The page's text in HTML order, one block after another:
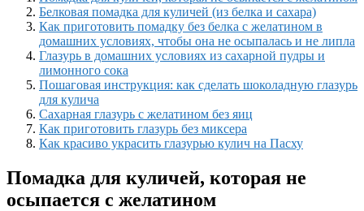
Белковая помадка для куличей (из белка и сахара)
Как приготовить помадку без белка с желатином в
домашних условиях, чтобы она не осыпалась и не липла
Глазурь в домашних условиях из сахарной пудры и
лимонного сока
Пошаговая инструкция: как сделать шоколадную глазурь
для кулича
Сахарная глазурь с желатином без яиц
Как приготовить глазурь без миксера
Как красиво украсить глазурью кулич на Пасху
Помадка для куличей, которая не
осыпается с желатином